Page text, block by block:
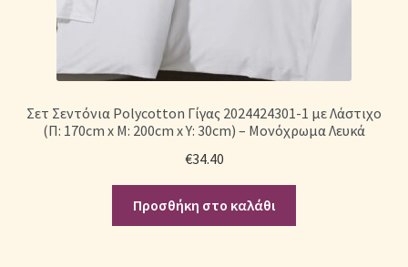
Σετ Σεντόνια Polycotton Γίγας 2024424301-1 με Λάστιχο
(Π: 170cm x Μ: 200cm x Υ: 30cm) – Μονόχρωμα Λευκά
€34.40
Προσθήκη στο καλάθι